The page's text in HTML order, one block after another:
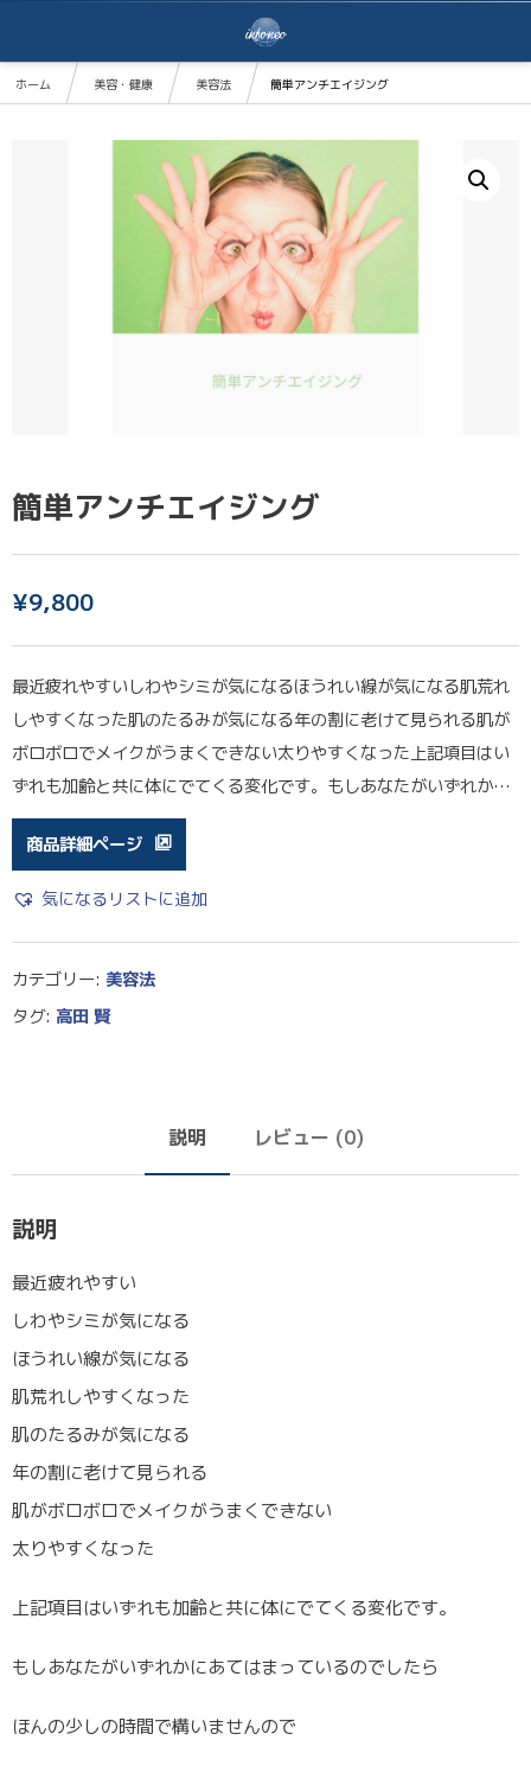
ホーム 美容・健康 美容法 簡単アンチエイジング
簡単アンチエイジング
¥9,800
最近疲れやすいしわやシミが気になるほうれい線が気になる肌荒れ
しやすくなった肌のたるみが気になる年の割に老けて見られる肌が
ボロボロでメイクがうまくできない太りやすくなった上記項目はい
ずれも加齢と共に体にでてくる変化です。もしあなたがいずれか…
商品詳細ページ
気になるリストに追加
カテゴリー: 美容法
タグ: 高田 賢
説明 レビュー (0)
説明
最近疲れやすい
しわやシミが気になる
ほうれい線が気になる
肌荒れしやすくなった
肌のたるみが気になる
年の割に老けて見られる
肌がボロボロでメイクがうまくできない
太りやすくなった
上記項目はいずれも加齢と共に体にでてくる変化です。
もしあなたがいずれかにあてはまっているのでしたら
ほんの少しの時間で構いませんので